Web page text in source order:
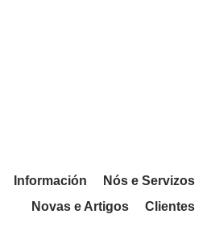
Información
Nós e Servizos
Novas e Artigos
Clientes